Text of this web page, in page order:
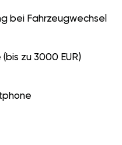
bei Fahrzeugwechsel
zu 3000 EUR)